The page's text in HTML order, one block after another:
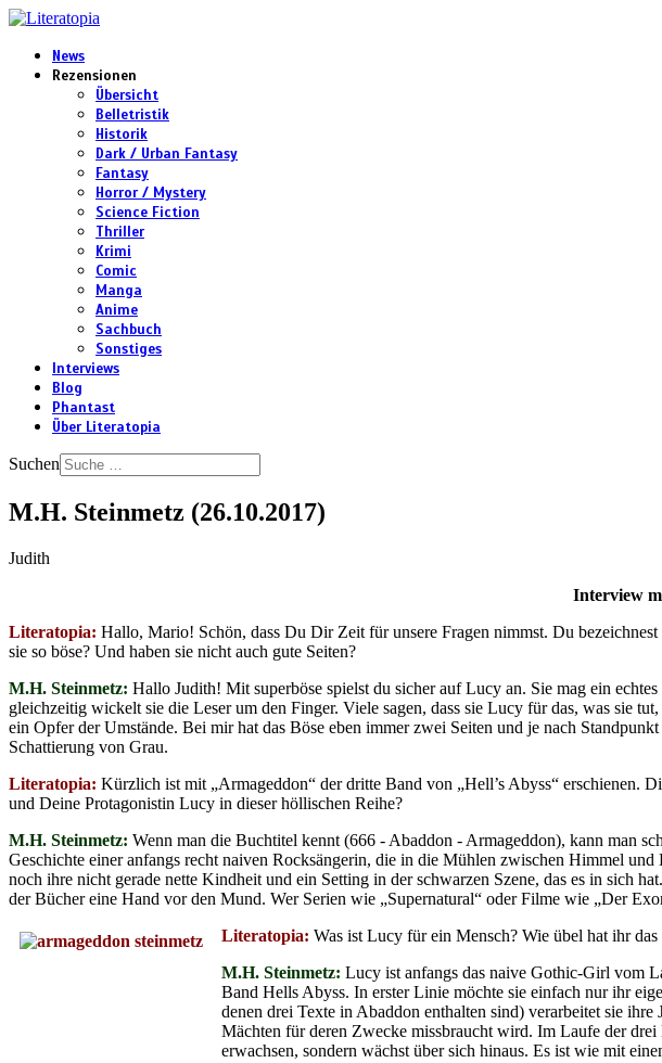
News
Rezensionen
Übersicht
Belletristik
Historik
Dark / Urban Fantasy
Fantasy
Horror / Mystery
Science Fiction
Thriller
Krimi
Comic
Manga
Anime
Sachbuch
Sonstiges
Interviews
Blog
Phantast
Über Literatopia
Suchen
M.H. Steinmetz (26.10.2017)
Judith
Interview
Literatopia: Hallo, Mario! Schön, dass Du Dir Zeit für unsere Fragen nimmst. Du
sie so böse? Und haben sie nicht auch gute Seiten?
M.H. Steinmetz: Hallo Judith! Mit superböse spielst du sicher auf Lucy an. Sie mag ein
gleichzeitig wickelt sie die Leser um den Finger. Viele sagen, dass sie Lucy für das, was sie
ein Opfer der Umstände. Bei mir hat das Böse eben immer zwei Seiten und je nach
Schattierung von Grau.
Literatopia: Kürzlich ist mit „Armageddon“ der dritte Band von „Hell’s Abyss“ erschienen.
und Deine Protagonistin Lucy in dieser höllischen Reihe?
M.H. Steinmetz: Wenn man die Buchtitel kennt (666 - Abaddon - Armageddon), kann man
Geschichte einer anfangs recht naiven Rocksängerin, die in die Mühlen zwischen Himmel
noch ihre nicht gerade nette Kindheit und ein Setting in der schwarzen Szene, das es in sich
der Bücher eine Hand vor den Mund. Wer Serien wie „Supernatural“ oder Filme wie „Der
Literatopia: Was ist Lucy für ein Mensch? Wie übel hat ihr
M.H. Steinmetz: Lucy ist anfangs das naive Gothic-Girl vom
Band Hells Abyss. In erster Linie möchte sie einfach nur ihr
denen drei Texte in Abaddon enthalten sind) verarbeitet sie
Mächten für deren Zwecke missbraucht wird. Im Laufe der
erwachsen, sondern wächst über sich hinaus. Es ist wie mit